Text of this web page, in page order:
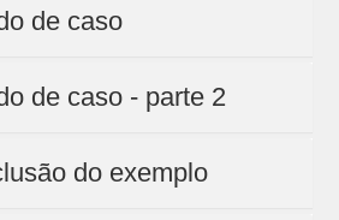
de caso
de caso - parte 2
do exemplo